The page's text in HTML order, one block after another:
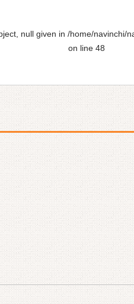
null given in /home/navinchi/
on line 48